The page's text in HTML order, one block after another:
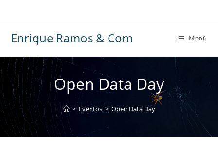
Enrique Ramos & Com Menú
Open Data Day
> Eventos > Open Data Day